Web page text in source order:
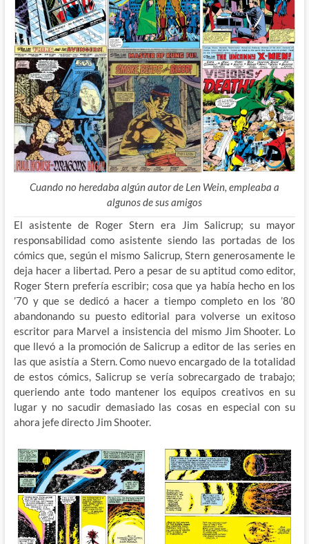
Cuando no heredaba algún autor de Len Wein, empleaba a
algunos de sus amigos
El asistente de Roger Stern era Jim Salicrup; su mayor
responsabilidad como asistente siendo las portadas de los
cómics que, según el mismo Salicrup, Stern generosamente le
deja hacer a libertad. Pero a pesar de su aptitud como editor,
Roger Stern prefería escribir; cosa que ya había hecho en los
’70 y que se dedicó a hacer a tiempo completo en los ’80
abandonando su puesto editorial para volverse un exitoso
escritor para Marvel a insistencia del mismo Jim Shooter. Lo
que llevó a la promoción de Salicrup a editor de las series en
las que asistía a Stern. Como nuevo encargado de la totalidad
de estos cómics, Salicrup se vería sobrecargado de trabajo;
queriendo ante todo mantener los equipos creativos en su
lugar y no sacudir demasiado las cosas en especial con su
ahora jefe directo Jim Shooter.